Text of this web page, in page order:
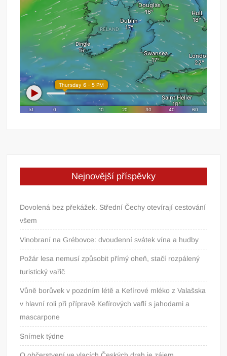
Nejnovější příspěvky
Dovolená bez překážek. Střední Čechy otevírají cestování
všem
Vinobraní na Grébovce: dvoudenní svátek vína a hudby
Požár lesa nemusí způsobit přímý oheň, stačí rozpálený
turistický vařič
Vůně borůvek v pozdním létě a Kefírové mléko z Valašska
v hlavní roli při přípravě Kefírových vaflí s jahodami a
mascarpone
Snímek týdne